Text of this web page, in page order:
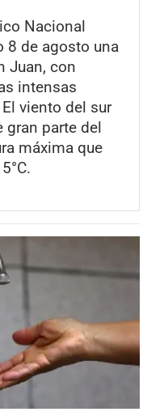
Nacional
8 de agosto una
Juan, con
intensas
viento del sur
gran parte del
máxima que